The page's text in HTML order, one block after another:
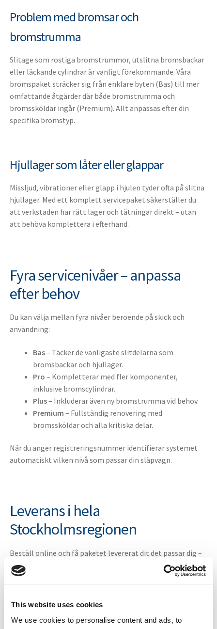
This website uses cookies
We use cookies to personalise content and ads, to
Problem med bromsar och
bromstrumma
Slitage som rostiga bromstrummor, utslitna bromsbackar
eller läckande cylindrar är vanligt förekommande. Våra
bromspaket sträcker sig från enklare byten (Bas) till mer
omfattande åtgärder där både bromstrumma och
bromssköldar ingår (Premium). Allt anpassas efter din
specifika bromstyp.
Hjullager som låter eller glappar
Missljud, vibrationer eller glapp i hjulen tyder ofta på slitna
hjullager. Med ett komplett servicepaket säkerställer du
att verkstaden har rätt lager och tätningar direkt – utan
att behöva komplettera i efterhand.
Fyra servicenivåer – anpassa
efter behov
Du kan välja mellan fyra nivåer beroende på skick och
användning:
Bas– Täcker de vanligaste slitdelarna som
bromsbackar och hjullager.
Pro – Kompletterar med fler komponenter,
inklusive bromscylindrar.
Plus– Inkluderar även ny bromstrumma vid behov.
Premium – Fullständig renovering med
bromssköldar och alla kritiska delar.
När du anger registreringsnummer identifierar systemet
automatiskt vilken nivå som passar din släpvagn.
Leverans i hela
Stockholmsregionen
Beställ online och få paketet levererat dit det passar dig –
hem eller direkt till verkstad. Vi levererar till hela
Stockholmsregionen inklusive Stockholm, Nacka, Täby,
Värmdö, Ekerö, Norrtälje, Upplands Väsby och närliggande